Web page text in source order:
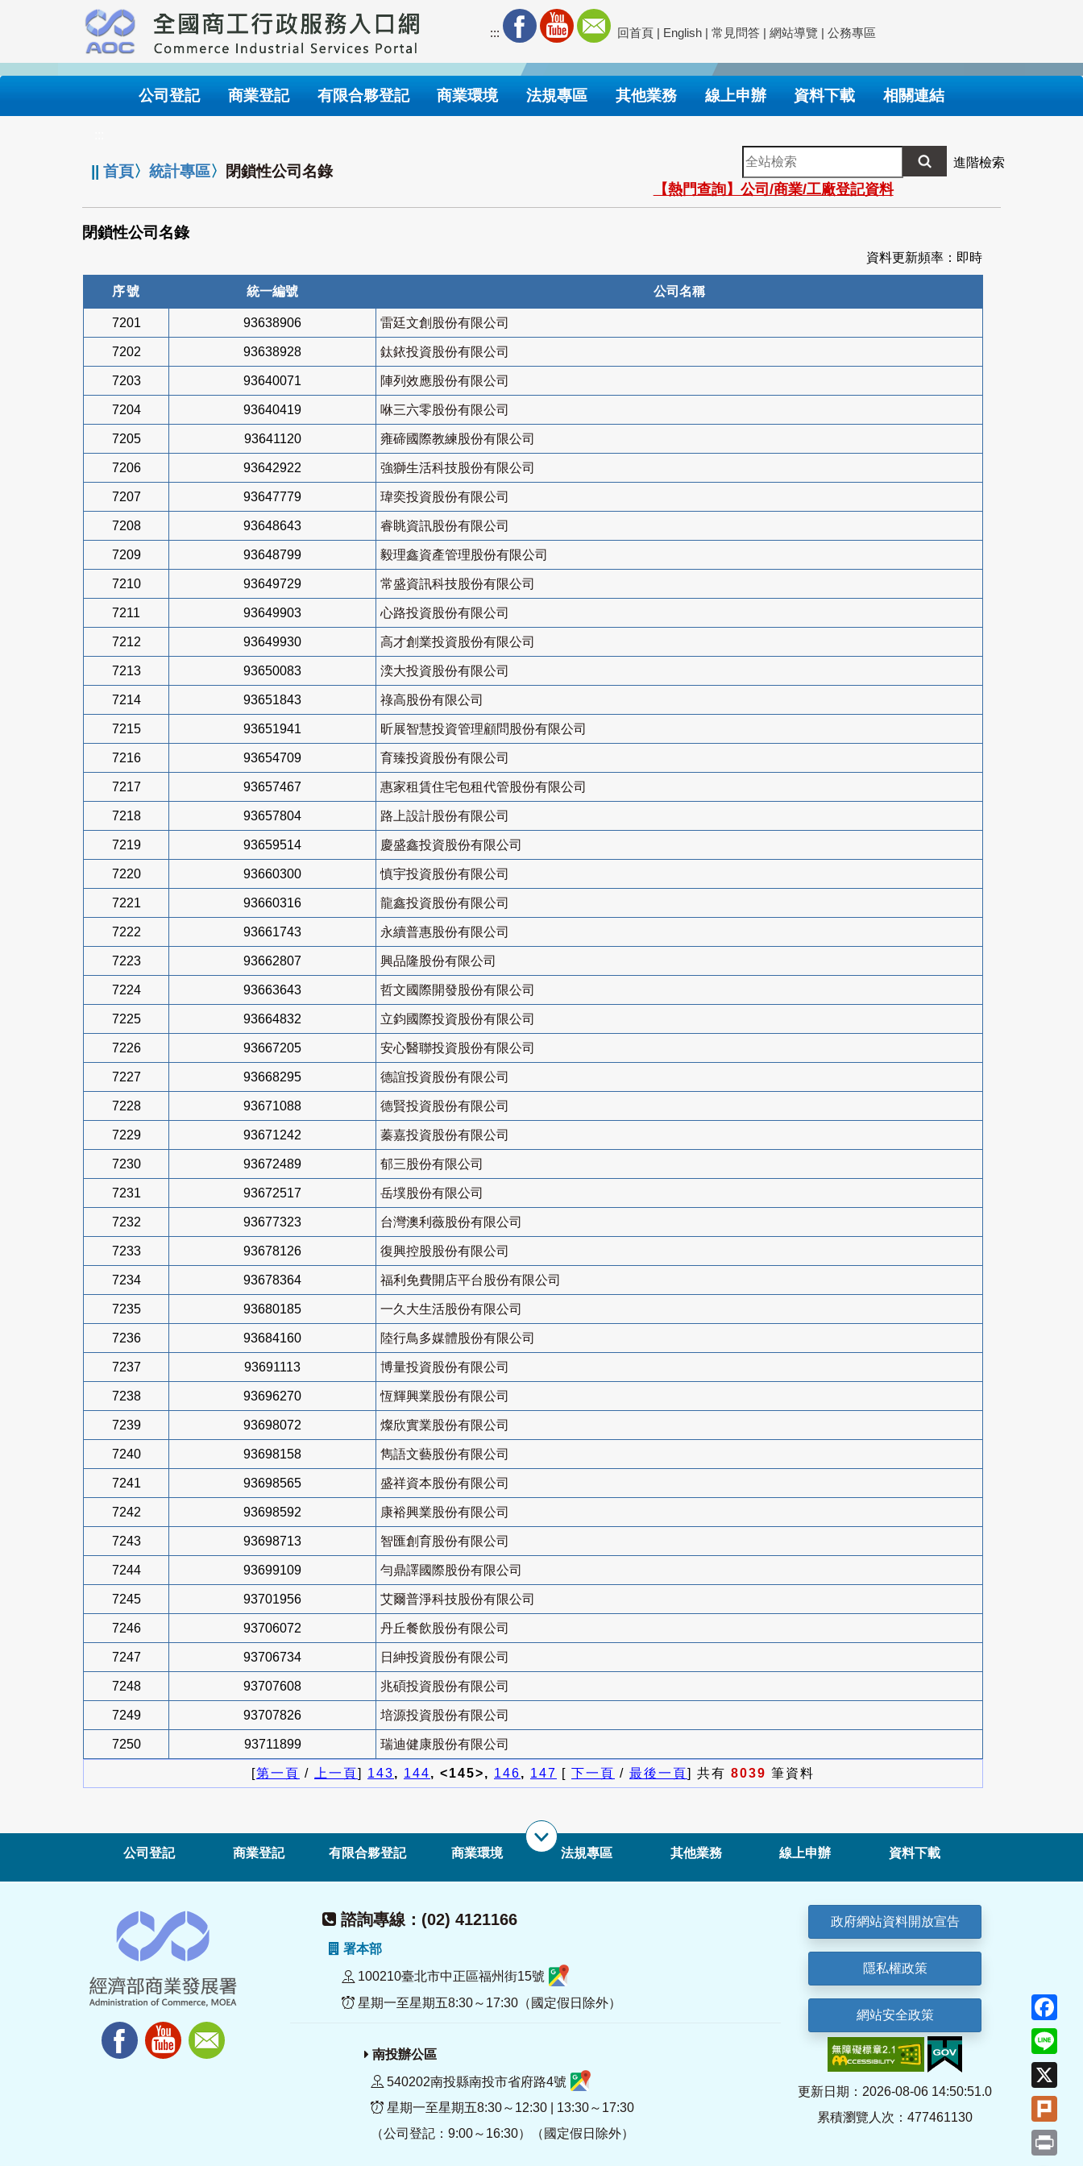
要
內
::: 回首頁 | English | 常見問答 | 網站導覽 | 公務專區
公司登記 商業登記 有限合夥登記 商業環境 法規專區 其他業務 線上申辦 資料下載 相關連結
||首頁〉統計專區〉 閉鎖性公司名錄
全
站
檢
索
進階檢索
【熱門查詢】公司/商業/工廠登記資料
閉鎖性公司名錄
資料更新頻率：即時
序號 統一編號 公司名稱
7201 93638906 雷廷文創股份有限公司
7202 93638928 鈦銥投資股份有限公司
7203 93640071 陣列效應股份有限公司
7204 93640419 咻三六零股份有限公司
7205 93641120 雍碲國際教練股份有限公司
7206 93642922 強獅生活科技股份有限公司
7207 93647779 瑋奕投資股份有限公司
7208 93648643 睿眺資訊股份有限公司
7209 93648799 毅理鑫資產管理股份有限公司
7210 93649729 常盛資訊科技股份有限公司
7211 93649903 心路投資股份有限公司
7212 93649930 高才創業投資股份有限公司
7213 93650083 湙大投資股份有限公司
7214 93651843 祿高股份有限公司
7215 93651941 昕展智慧投資管理顧問股份有限公司
7216 93654709 育臻投資股份有限公司
7217 93657467 惠家租賃住宅包租代管股份有限公司
7218 93657804 路上設計股份有限公司
7219 93659514 慶盛鑫投資股份有限公司
7220 93660300 慎宇投資股份有限公司
7221 93660316 龍鑫投資股份有限公司
7222 93661743 永續普惠股份有限公司
7223 93662807 興品隆股份有限公司
7224 93663643 哲文國際開發股份有限公司
7225 93664832 立鈞國際投資股份有限公司
7226 93667205 安心醫聯投資股份有限公司
7227 93668295 德誼投資股份有限公司
7228 93671088 德賢投資股份有限公司
7229 93671242 蓁嘉投資股份有限公司
7230 93672489 郁三股份有限公司
7231 93672517 岳墣股份有限公司
7232 93677323 台灣澳利薇股份有限公司
7233 93678126 復興控股股份有限公司
7234 93678364 福利免費開店平台股份有限公司
7235 93680185 一久大生活股份有限公司
7236 93684160 陸行鳥多媒體股份有限公司
7237 93691113 博量投資股份有限公司
7238 93696270 恆輝興業股份有限公司
7239 93698072 燦欣實業股份有限公司
7240 93698158 雋語文藝股份有限公司
7241 93698565 盛祥資本股份有限公司
7242 93698592 康裕興業股份有限公司
7243 93698713 智匯創育股份有限公司
7244 93699109 勻鼎譯國際股份有限公司
7245 93701956 艾爾普淨科技股份有限公司
7246 93706072 丹丘餐飲股份有限公司
7247 93706734 日紳投資股份有限公司
7248 93707608 兆碩投資股份有限公司
7249 93707826 培源投資股份有限公司
7250 93711899 瑞迪健康股份有限公司
[第一頁 / 上一頁] 143, 144, <145>, 146, 147 [ 下一頁 / 最後一頁] 共有 8039 筆資料
公司登記 商業登記 有限合夥登記 商業環境 法規專區 其他業務 線上申辦 資料下載
諮詢專線：(02) 4121166
署本部
100210臺北市中正區福州街15號
星期一至星期五8:30～17:30（國定假日除外）
南投辦公區
540202南投縣南投市省府路4號
星期一至星期五8:30～12:30 | 13:30～17:30
（公司登記：9:00～16:30）（國定假日除外）
政府網站資料開放宣告
隱私權政策
網站安全政策
更新日期：2026-08-06 14:50:51.0
累積瀏覽人次：477461130